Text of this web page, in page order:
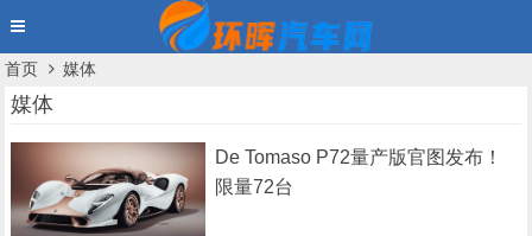
首页 媒体
媒体
De Tomaso P72量产版官图发布！
限量72台